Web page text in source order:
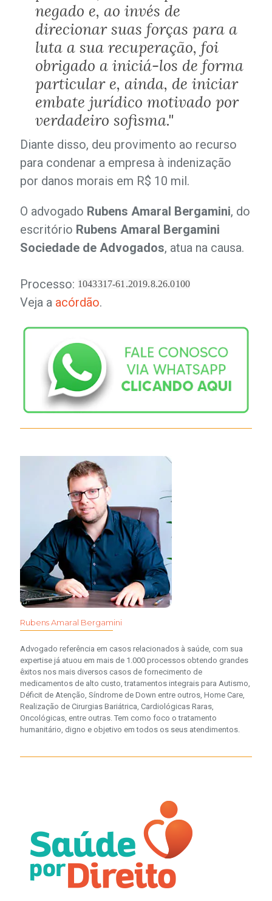
negado e, ao invés de
direcionar suas forças para a
luta a sua recuperação, foi
obrigado a iniciá-los de forma
particular e, ainda, de iniciar
embate jurídico motivado por
verdadeiro sofisma."
Diante disso, deu provimento ao recurso
para condenar a empresa à indenização
por danos morais em R$ 10 mil.
O advogado Rubens Amaral Bergamini, do
escritório Rubens Amaral Bergamini
Sociedade de Advogados, atua na causa.
Processo: 1043317-61.2019.8.26.0100
Veja a acórdão.
Rubens Amaral Bergamini
Advogado referência em casos relacionados à saúde, com sua
expertise já atuou em mais de 1.000 processos obtendo grandes
êxitos nos mais diversos casos de fornecimento de
medicamentos de alto custo, tratamentos integrais para Autismo,
Déficit de Atenção, Síndrome de Down entre outros, Home Care,
Realização de Cirurgias Bariátrica, Cardiológicas Raras,
Oncológicas, entre outras. Tem como foco o tratamento
humanitário, digno e objetivo em todos os seus atendimentos.